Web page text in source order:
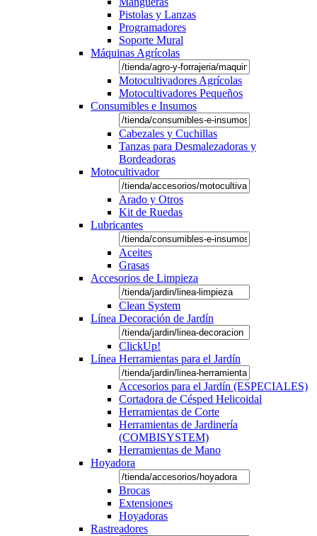
Pistolas y Lanzas
Programadores
Soporte Mural
Máquinas Agrícolas
Motocultivadores Agrícolas
Motocultivadores Pequeños
Consumibles e Insumos
Cabezales y Cuchillas
Tanzas para Desmalezadoras y
Bordeadoras
Motocultivador
Arado y Otros
Kit de Ruedas
Lubricantes
Aceites
Grasas
Accesorios de Limpieza
Clean System
Línea Decoración de Jardín
ClickUp!
Línea Herramientas para el Jardín
Accesorios para el Jardín (ESPECIALES)
Cortadora de Césped Helicoidal
Herramientas de Corte
Herramientas de Jardinería
(COMBISYSTEM)
Herramientas de Mano
Hoyadora
Brocas
Extensiones
Hoyadoras
Rastreadores